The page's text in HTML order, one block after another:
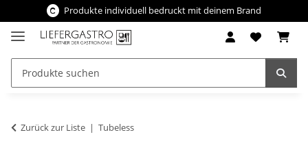
Produkte individuell bedruckt mit deinem Brand
Zurück zur Liste Tubeless